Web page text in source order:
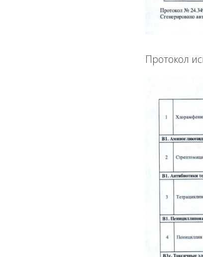
Протокол